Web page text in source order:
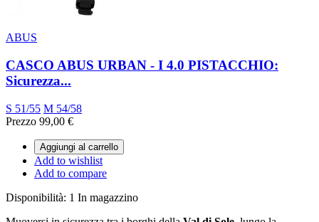
ABUS
CASCO ABUS URBAN - I 4.0 PISTACCHIO:
Sicurezza...
S 51/55 M 54/58
Prezzo 99,00 €
Aggiungi al carrello
Add to wishlist
Add to compare
Disponibilità: 1 In magazzino